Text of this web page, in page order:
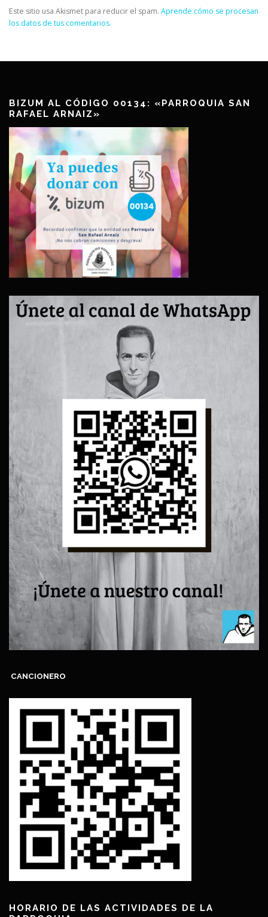
Este sitio usa Akismet para reducir el spam. Aprende cómo se procesan
los datos de tus comentarios.
BIZUM AL CÓDIGO 00134: «PARROQUIA SAN
RAFAEL ARNAIZ»
CANCIONERO
HORARIO DE LAS ACTIVIDADES DE LA